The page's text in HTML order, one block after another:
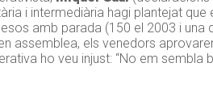
i intermediària hagi plantejat
amb parada (150 el 2003 i una
assemblea, els venedors
ho veu injust: “No em sembla